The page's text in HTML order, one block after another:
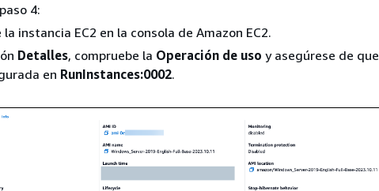
4:
la instancia EC2 en la consola de Amazon EC2.
Detalles, compruebe la Operación de uso y asegúrese de que
en RunInstances:0002.